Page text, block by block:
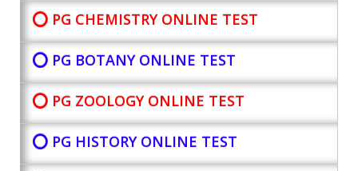
⭕ PG CHEMISTRY ONLINE TEST
⭕ PG BOTANYONLINE TEST
⭕ PG ZOOLOGY ONLINE TEST
⭕ PG HISTORY ONLINE TEST